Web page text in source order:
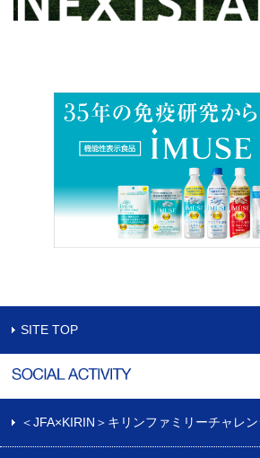
SITE TOP
＜JFA×KIRIN＞キリンファミリーチャレ